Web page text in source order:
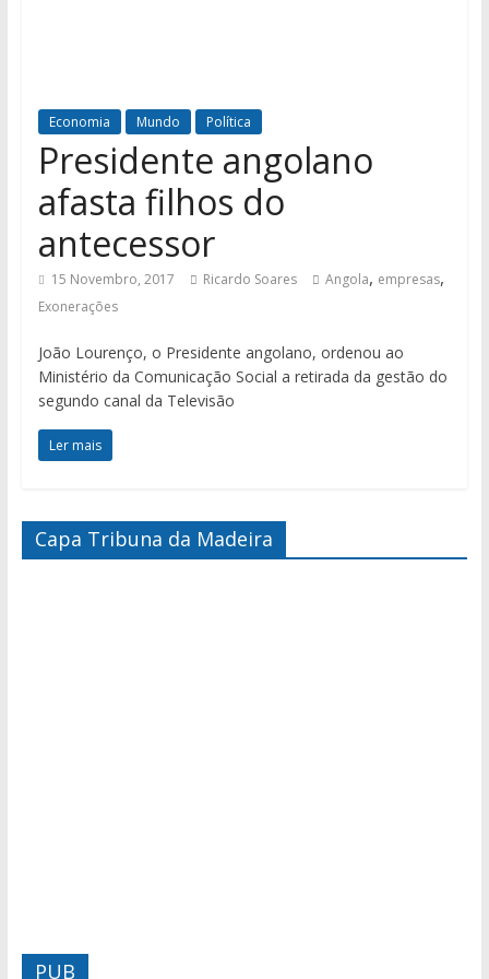
Economia Mundo Política
Presidente angolano
afasta filhos do
antecessor
15 Novembro, 2017 Ricardo Soares Angola, empresas,
Exonerações
João Lourenço, o Presidente angolano, ordenou ao
Ministério da Comunicação Social a retirada da gestão do
segundo canal da Televisão
Ler mais
Capa Tribuna da Madeira
PUB